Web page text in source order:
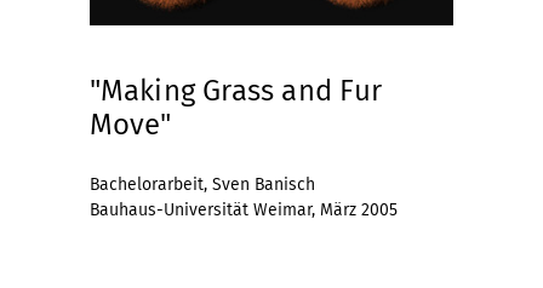
"Making Grass and Fur
Move"
Bachelorarbeit, Sven Banisch
Bauhaus-Universität Weimar, März 2005